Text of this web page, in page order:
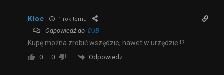
Kloc 1 rok temu
Odpowiedź do DJB
Kupę można zrobić wszędzie, nawet w urzędzie !?
0 0 Odpowiedz